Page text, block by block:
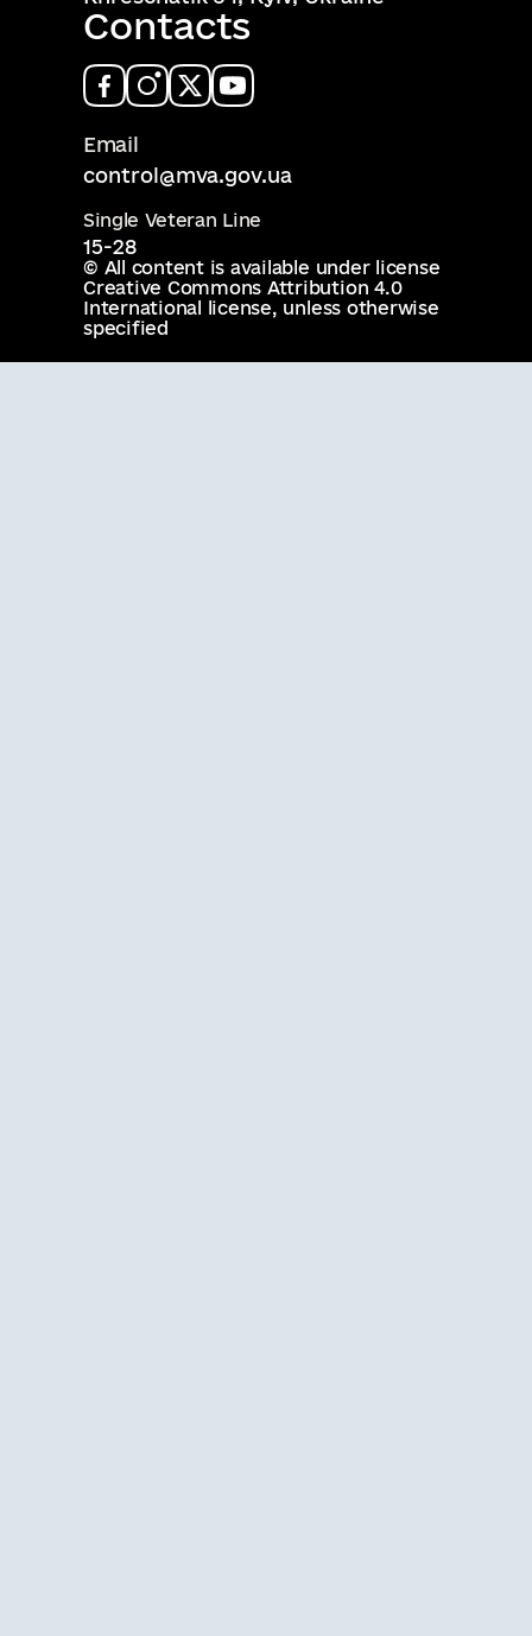
Contacts
Email
control@mva.gov.ua
Single Veteran Line
15-28
© All content is available under license
Creative Commons Attribution 4.0
International license, unless otherwise
specified